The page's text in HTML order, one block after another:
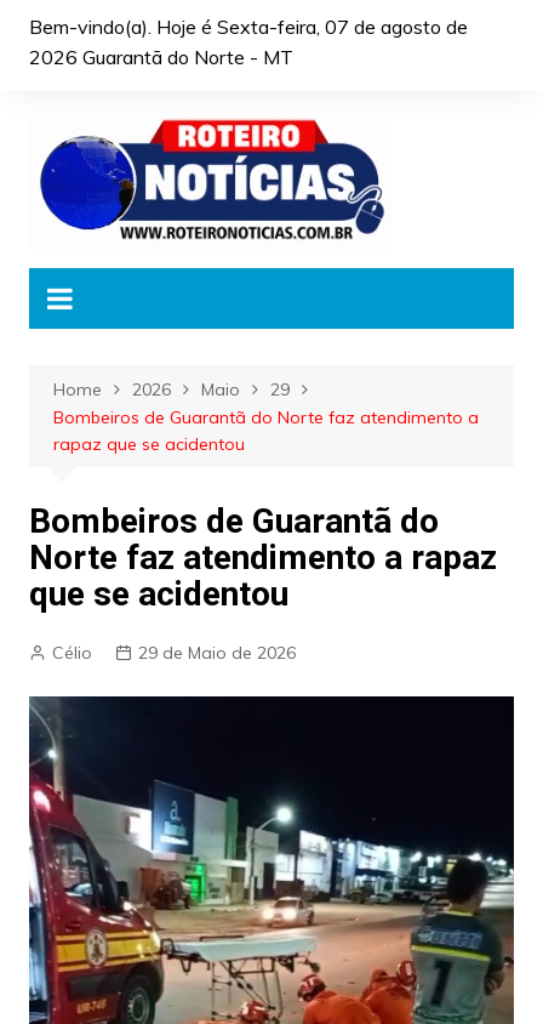
Bem-vindo(a). Hoje é Sexta-feira, 07 de agosto de
2026 Guarantã do Norte - MT
Home 2026 Maio
29
Bombeiros de Guarantã do Norte faz atendimento a
rapaz que se acidentou
Bombeiros de Guarantã do
Norte faz atendimento a rapaz
que se acidentou
Célio 29 de Maio de 2026